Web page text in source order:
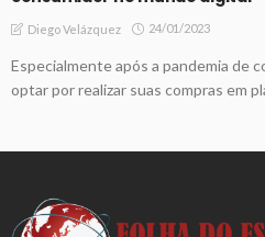
Diego Velázquez 24/01/2023
Especialmente após a pandemia de
optar por realizar suas compras em